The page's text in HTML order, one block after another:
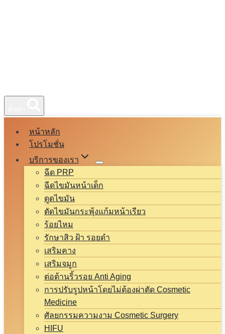
หน้าหลัก
โปรโมชั่น
บริการของเรา
ฉีด PRP
ฉีดไขมันหน้าเด็ก
ดูดไขมัน
ตัดไขมันกระพุ้งแก้มหน้าเรียว
ร้อยไหม
รักษาสิว ฝ้า รอยดำ
เสริมคาง
เสริมจมูก
ต่อต้านริ้วรอย Anti Aging
การปรับรูปหน้าโดยไม่ต้องผ่าตัด Cosmetic
Medicine
ศัลยกรรมความงาม Cosmetic Surgery
HIFU